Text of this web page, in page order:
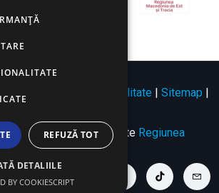
| Politica de confidențialitate | Sitemap |
Toate drepturile rezervate Regiunea
Tracia.
linkedin linkinstagram link
tiktok link
REFUZĂ TOT
DETALIILE
BY COOKIESCRIPT